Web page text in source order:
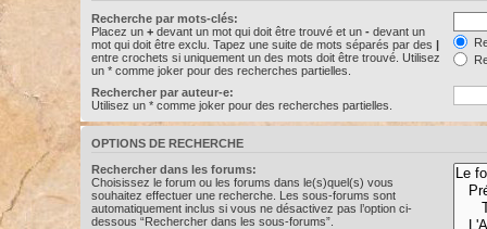
Recherche par mots-clés:
Placez un +devant un mot qui doit être trouvé et un -devant un
mot qui doit être exclu. Tapez une suite de mots séparés par des |
entre crochets si uniquement un des mots doit être trouvé. Utilisez
un * comme joker pour des recherches partielles.
Rechercher par auteur-e:
Utilisez un * comme joker pour des recherches partielles.
OPTIONS DE RECHERCHE
Rechercher dans les forums:
Choisissez le forum ou les forums dans le(s)quel(s) vous
souhaitez effectuer une recherche. Les sous-forums sont
automatiquement inclus si vous ne désactivez pas l’option ci-
dessous “Rechercher dans les sous-forums”.